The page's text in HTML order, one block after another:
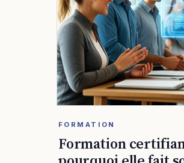
FORMATION
Formation